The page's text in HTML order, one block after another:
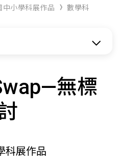
中小學科展作品 數學科
無標
科展作品